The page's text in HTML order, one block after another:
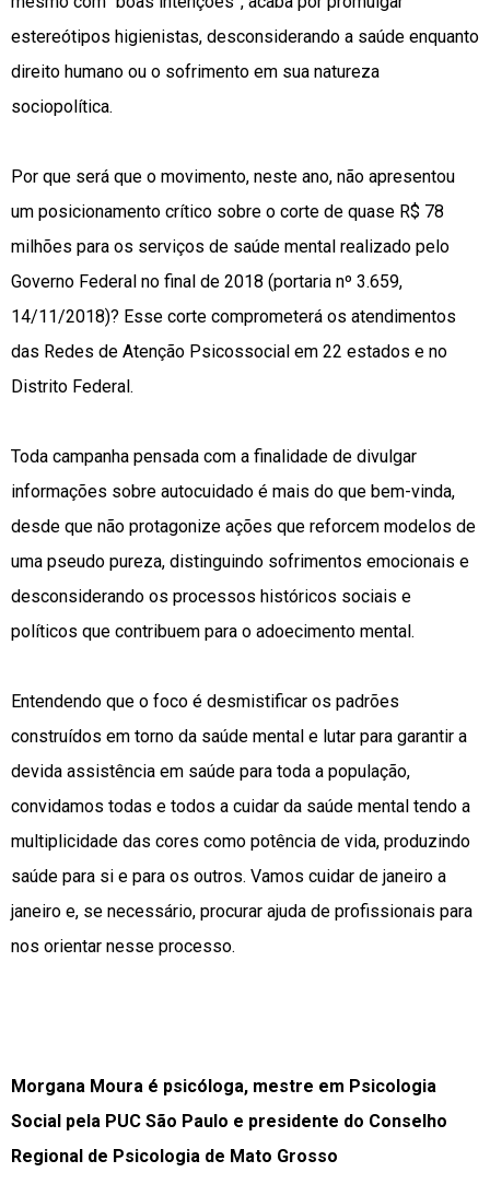
estereótipos higienistas, desconsiderando a saúde enquanto
direito humano ou o sofrimento em sua natureza
sociopolítica.
Por que será que o movimento, neste ano, não apresentou
um posicionamento crítico sobre o corte de quase R$ 78
milhões para os serviços de saúde mental realizado pelo
Governo Federal no final de 2018 (portaria nº 3.659,
14/11/2018)? Esse corte comprometerá os atendimentos
das Redes de Atenção Psicossocial em 22 estados e no
Distrito Federal.
Toda campanha pensada com a finalidade de divulgar
informações sobre autocuidado é mais do que bem-vinda,
desde que não protagonize ações que reforcem modelos de
uma pseudo pureza, distinguindo sofrimentos emocionais e
desconsiderando os processos históricos sociais e
políticos que contribuem para o adoecimento mental.
Entendendo que o foco é desmistificar os padrões
construídos em torno da saúde mental e lutar para garantir a
devida assistência em saúde para toda a população,
convidamos todas e todos a cuidar da saúde mental tendo a
multiplicidade das cores como potência de vida, produzindo
saúde para si e para os outros. Vamos cuidar de janeiro a
janeiro e, se necessário, procurar ajuda de profissionais para
nos orientar nesse processo.
Morgana Moura é psicóloga, mestre em Psicologia
Social pela PUC São Paulo e presidente do Conselho
Regional de Psicologia de Mato Grosso